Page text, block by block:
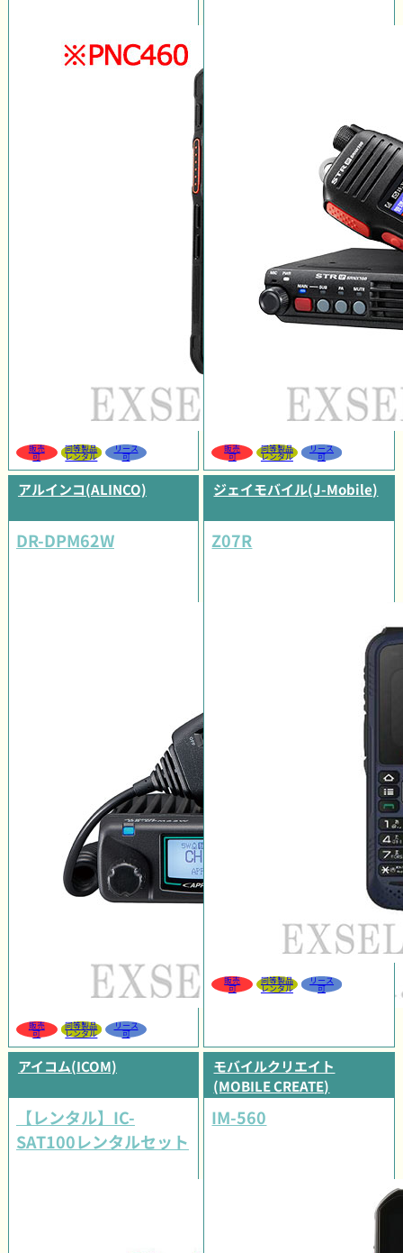
販売
可
同等製品
レンタル
リース
可
販売
可
同等製品
レンタル
リース
可
アルインコ(ALINCO)
DR-DPM62W
販売
可
同等製品
レンタル
リース
可
ジェイモバイル(J-Mobile)
Z07R
販売
可
同等製品
レンタル
リース
可
アイコム(ICOM)
【レンタル】IC-
SAT100レンタルセット
モバイルクリエイト
(MOBILE CREATE)
IM-560